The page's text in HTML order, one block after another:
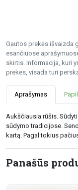
Gautos prekės išvaizda
esančiuose
skirtis. Informacija, kuri
prekes, visada turi
Aprašymas
Aukščiausia rūšis.
sūdymo tradicijose.
kartą. Pagal tokius
Panašūs